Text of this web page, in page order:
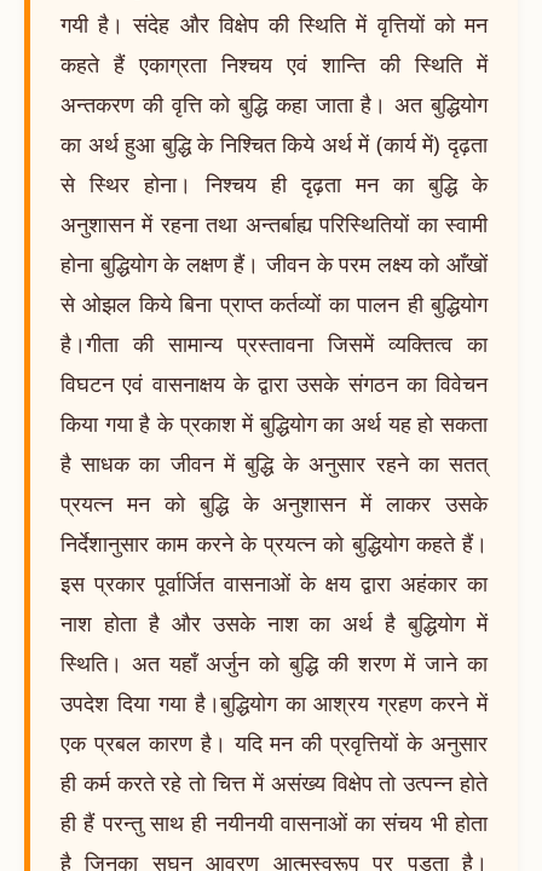
गयी है। संदेह और विक्षेप की स्थिति में वृत्तियों को मन
कहते हैं एकाग्रता निश्चय एवं शान्ति की स्थिति में
अन्तकरण की वृत्ति को बुद्धि कहा जाता है। अत बुद्धियोग
का अर्थ हुआ बुद्धि के निश्चित किये अर्थ में (कार्य में) दृढ़ता
से स्थिर होना। निश्चय ही दृढ़ता मन का बुद्धि के
अनुशासन में रहना तथा अन्तर्बाह्य परिस्थितियों का स्वामी
होना बुद्धियोग के लक्षण हैं। जीवन के परम लक्ष्य को आँखों
से ओझल किये बिना प्राप्त कर्तव्यों का पालन ही बुद्धियोग
है।गीता की सामान्य प्रस्तावना जिसमें व्यक्तित्व का
विघटन एवं वासनाक्षय के द्वारा उसके संगठन का विवेचन
किया गया है के प्रकाश में बुद्धियोग का अर्थ यह हो सकता
है साधक का जीवन में बुद्धि के अनुसार रहने का सतत्
प्रयत्न मन को बुद्धि के अनुशासन में लाकर उसके
निर्देशानुसार काम करने के प्रयत्न को बुद्धियोग कहते हैं।
इस प्रकार पूर्वार्जित वासनाओं के क्षय द्वारा अहंकार का
नाश होता है और उसके नाश का अर्थ है बुद्धियोग में
स्थिति। अत यहाँ अर्जुन को बुद्धि की शरण में जाने का
उपदेश दिया गया है।बुद्धियोग का आश्रय ग्रहण करने में
एक प्रबल कारण है। यदि मन की प्रवृत्तियों के अनुसार
ही कर्म करते रहे तो चित्त में असंख्य विक्षेप तो उत्पन्न होते
ही हैं परन्तु साथ ही नयीनयी वासनाओं का संचय भी होता
है जिनका सघन आवरण आत्मस्वरूप पर पड़ता है।